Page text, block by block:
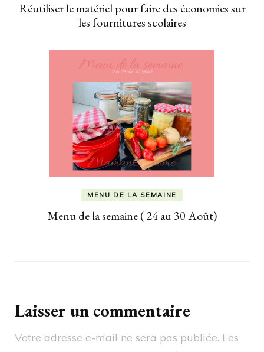
Réutiliser le matériel pour faire des économies sur
les fournitures scolaires
MENU DE LA SEMAINE
Menu de la semaine ( 24 au 30 Août)
Laisser un commentaire
Votre adresse e-mail ne sera pas publiée. Les